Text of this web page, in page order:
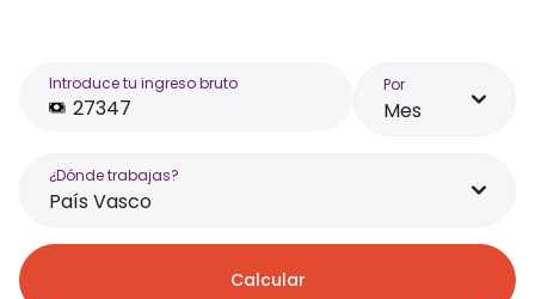
Introduce tu ingreso bruto Por
Mes
¿Dónde trabajas?
País Vasco
Calcular